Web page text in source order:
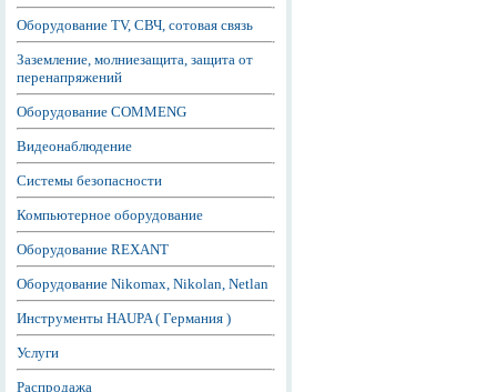
Оборудование TV, СВЧ, сотовая связь
Заземление, молниезащита, защита от
перенапряжений
Оборудование COMMENG
Видеонаблюдение
Системы безопасности
Компьютерное оборудование
Оборудование REXANT
Оборудование Nikomax, Nikolan, Netlan
Инструменты HAUPA ( Германия )
Услуги
Распродажа